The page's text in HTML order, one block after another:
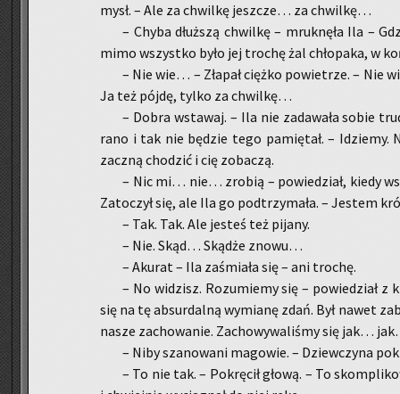
mysł. – Ale za chwil­kę jesz­cze… za chwil­kę…
– Chyba dłuż­szą chwil­kę – mruk­nę­ła Ila –
mimo wszyst­ko było jej tro­chę żal chło­pa­ka, w
– Nie wie… – Zła­pał cięż­ko po­wie­trze. – Nie
Ja też pójdę, tylko za chwil­kę…
– Dobra wsta­waj. – Ila nie za­da­wa­ła sobie
rano i tak nie bę­dzie tego pa­mię­tał. – Idzie­my.
za­czną cho­dzić i cię zo­ba­czą.
– Nic mi… nie… zro­bią – po­wie­dział, kiedy
Za­to­czył się, ale Ila go pod­trzy­ma­ła. – Je­stem
– Tak. Tak. Ale je­steś też pi­ja­ny.
– Nie. Skąd… Skąd­że znowu…
– Aku­rat – Ila za­śmia­ła się – ani tro­chę.
– No wi­dzisz. Ro­zu­mie­my się – po­wie­dział z
się na tę ab­sur­dal­ną wy­mia­nę zdań. Był nawet
nasze za­cho­wa­nie. Za­cho­wy­wa­li­śmy się jak…
– Niby sza­no­wa­ni ma­go­wie. – Dziew­czy­na
– To nie tak. – Po­krę­cił głową. – To